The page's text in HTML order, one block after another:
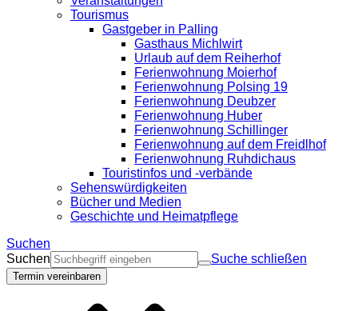
Tourismus
Gastgeber in Palling
Gasthaus Michlwirt
Urlaub auf dem Reiherhof
Ferienwohnung Moierhof
Ferienwohnung Polsing 19
Ferienwohnung Deubzer
Ferienwohnung Huber
Ferienwohnung Schillinger
Ferienwohnung auf dem Freidlhof
Ferienwohnung Ruhdichaus
Touristinfos und -verbände
Sehenswürdigkeiten
Bücher und Medien
Geschichte und Heimatpflege
Suchen
Suchen
Suche schließen
Termin vereinbaren